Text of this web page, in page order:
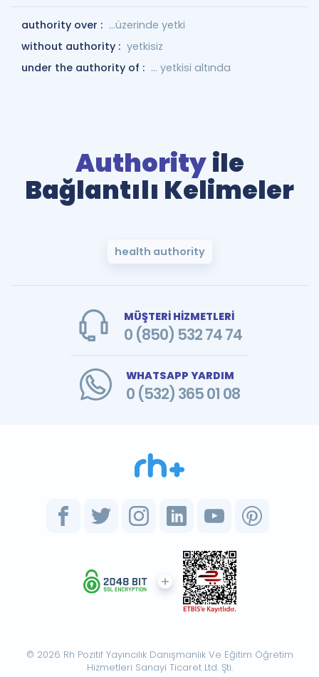
authority over : ...üzerinde yetki
without authority : yetkisiz
under the authority of : ... yetkisi altında
Authorityile
Bağlantılı Kelimeler
health authority
MÜŞTERİ HİZMETLERİ
0 (850) 532 74 74
WHATSAPP YARDIM
0 (532) 365 01 08
© 2026 Rh Pozitif Yayıncılık Danışmanlık Ve Eğitim Öğretim
Hizmetleri Sanayi Ticaret Ltd. Şti.